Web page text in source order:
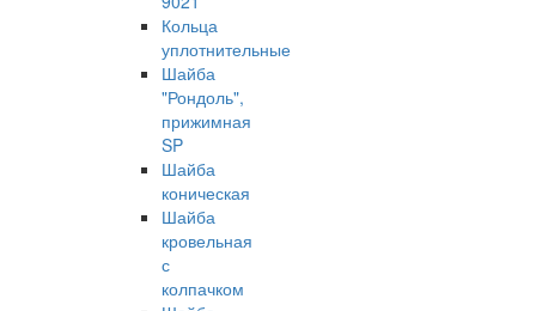
Кольца
уплотнительные
Шайба
"Рондоль",
прижимная
SP
Шайба
коническая
Шайба
кровельная
с
колпачком